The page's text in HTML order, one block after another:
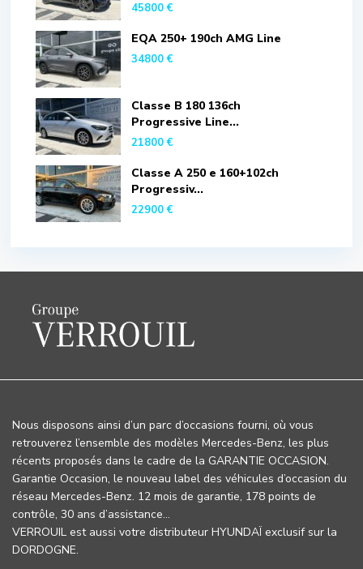
45800 €
EQA 250+ 190ch AMG Line
34800 €
Classe B 180 136ch
Progressive Line...
21800 €
Classe A 250 e 160+102ch
Progressiv...
22900 €
Nous disposons ainsi d’un parc d’occasions fourni, où vous
retrouverez l’ensemble des modèles Mercedes-Benz, les plus
récents proposés dans le cadre de la GARANTIE OCCASION.
Garantie Occasion, le nouveau label des véhicules d’occasion du
réseau Mercedes-Benz. 12 mois de garantie, 178 points de
contrôle, 30 ans d’assistance…
VERROUIL est aussi votre distributeur HYUNDAÏ exclusif sur la
DORDOGNE.